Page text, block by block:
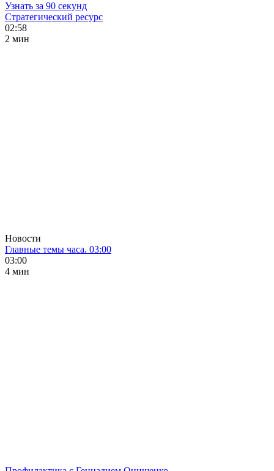
Узнать за 90 секунд
Стратегический ресурс
02:58
2 мин
Новости
Главные темы часа. 03:00
03:00
4 мин